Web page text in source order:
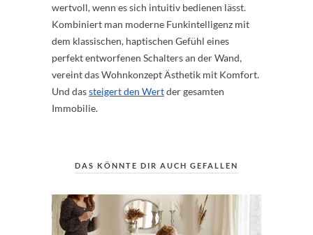
wertvoll, wenn es sich intuitiv bedienen lässt.
Kombiniert man moderne Funkintelligenz mit
dem klassischen, haptischen Gefühl eines
perfekt entworfenen Schalters an der Wand,
vereint das Wohnkonzept Ästhetik mit Komfort.
Und dassteigert den Wertder gesamten
Immobilie.
DAS KÖNNTE DIR AUCH GEFALLEN